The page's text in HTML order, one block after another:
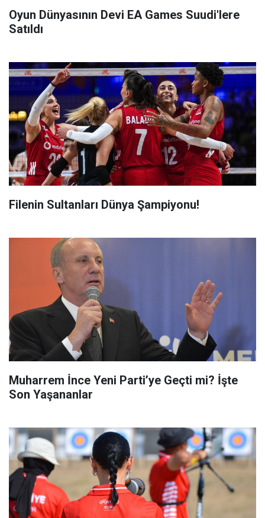
Oyun Dünyasının Devi EA Games Suudi'lere
Satıldı
Filenin Sultanları Dünya Şampiyonu!
Muharrem İnce Yeni Parti’ye Geçti mi? İşte
Son Yaşananlar